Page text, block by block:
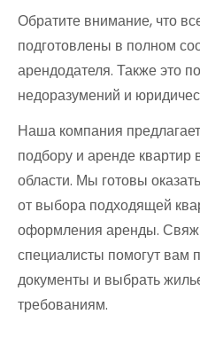
Обратите внимание, что
подготовлены в полном
арендодателя. Также это
недоразумений и
Наша компания
подбору и аренде квартир
области. Мы готовы
от выбора подходящей
оформления аренды.
специалисты помогут вам
документы и выбрать
требованиям.